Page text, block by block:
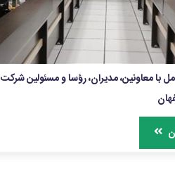
با معاونین، مدیران، رؤسا و مسئولین شرکت